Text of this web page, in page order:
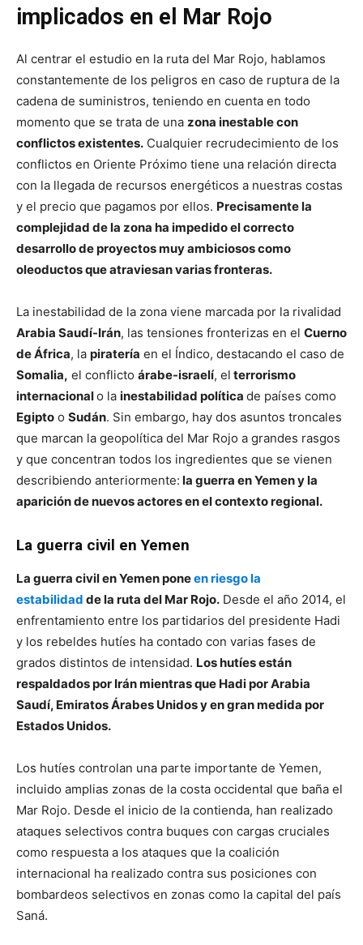
implicados en el Mar Rojo
Al centrar el estudio en la ruta del Mar Rojo, hablamos
constantemente de los peligros en caso de ruptura de la
cadena de suministros, teniendo en cuenta en todo
momento que se trata de una zona inestable con
conflictos existentes. Cualquier recrudecimiento de los
conflictos en Oriente Próximo tiene una relación directa
con la llegada de recursos energéticos a nuestras costas
y el precio que pagamos por ellos. Precisamente la
complejidad de la zona ha impedido el correcto
desarrollo de proyectos muy ambiciosos como
oleoductos que atraviesan varias fronteras.
La inestabilidad de la zona viene marcada por la rivalidad
Arabia Saudí-Irán, las tensiones fronterizas en el Cuerno
de África, la piratería en el Índico, destacando el caso de
Somalia, el conflicto árabe-israelí, el terrorismo
internacionalo la inestabilidad política de países como
Egipto o Sudán. Sin embargo, hay dos asuntos troncales
que marcan la geopolítica del Mar Rojo a grandes rasgos
y que concentran todos los ingredientes que se vienen
describiendo anteriormente: la guerra en Yemen y la
aparición de nuevos actores en el contexto regional.
La guerra civil en Yemen
La guerra civil en Yemen poneen riesgo la
estabilidad de la ruta del Mar Rojo. Desde el año 2014, el
enfrentamiento entre los partidarios del presidente Hadi
y los rebeldes hutíes ha contado con varias fases de
grados distintos de intensidad. Los hutíes están
respaldados por Irán mientras que Hadi por Arabia
Saudí, Emiratos Árabes Unidos y en gran medida por
Estados Unidos.
Los hutíes controlan una parte importante de Yemen,
incluido amplias zonas de la costa occidental que baña el
Mar Rojo. Desde el inicio de la contienda, han realizado
ataques selectivos contra buques con cargas cruciales
como respuesta a los ataques que la coalición
internacional ha realizado contra sus posiciones con
bombardeos selectivos en zonas como la capital del país
Saná.